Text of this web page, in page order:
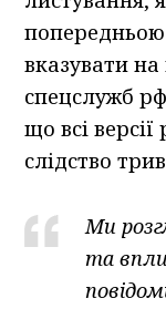
вказувати
спецслужб
що всі
слідство
Ми
та